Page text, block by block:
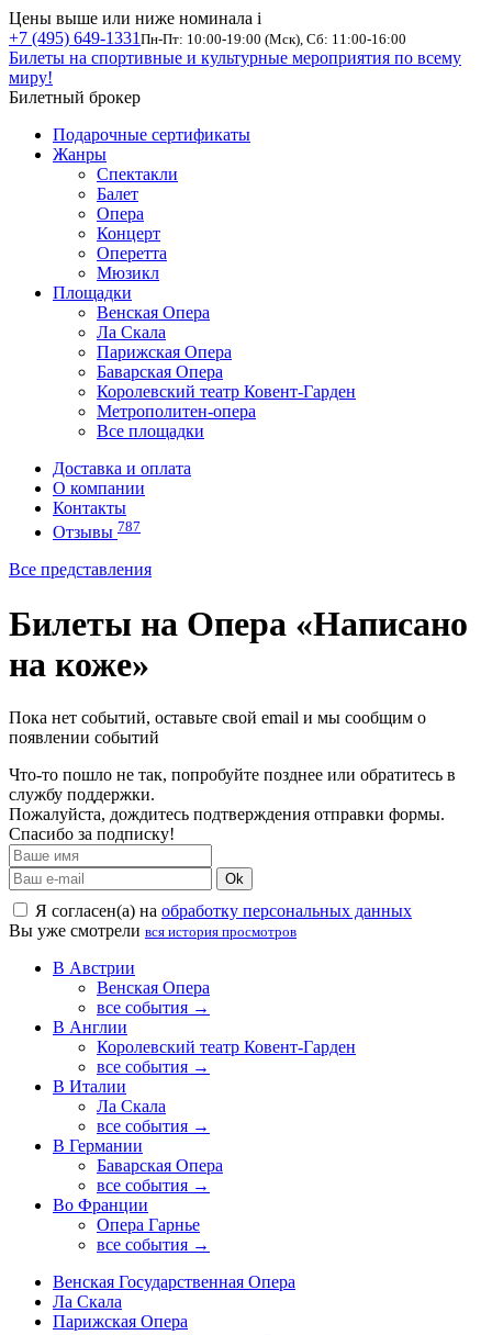
Цены выше или ниже номинала i
+7 (495) 649-1331 Пн-Пт: 10:00-19:00 (Мск), Сб: 11:00-16:00
Билеты на спортивные и культурные мероприятия по всему
миру!
Билетный брокер
Подарочные сертификаты
Жанры
Спектакли
Балет
Опера
Концерт
Оперетта
Мюзикл
Площадки
Венская Опера
Ла Скала
Парижская Опера
Баварская Опера
Королевский театр Ковент-Гарден
Метрополитен-опера
Все площадки
Доставка и оплата
О компании
Контакты
Отзывы 787
Все представления
Билеты на Опера «Написано
на коже»
Пока нет событий, оставьте свой email и мы сообщим о
появлении событий
Что-то пошло не так, попробуйте позднее или обратитесь в
службу поддержки.
Пожалуйста, дождитесь подтверждения отправки формы.
Спасибо за подписку!
Ok
Я согласен(а) на обработку персональных данных
Вы уже смотрели вся история просмотров
В Австрии
Венская Опера
все события →
В Англии
Королевский театр Ковент-Гарден
все события →
В Италии
Ла Скала
все события →
В Германии
Баварская Опера
все события →
Во Франции
Опера Гарнье
все события →
Венская Государственная Опера
Ла Скала
Парижская Опера